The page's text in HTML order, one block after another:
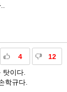
4 12
이다.
학규다.